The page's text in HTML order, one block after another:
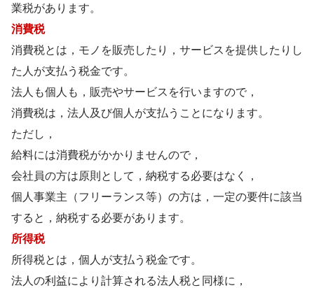
業税があります。
消費税
消費税とは，モノを販売したり，サービスを提供したりし
た人が支払う税金です。
法人も個人も，販売やサービスを行いますので，
消費税は，法人及び個人が支払うことになります。
ただし，
給料には消費税がかかりませんので，
会社員の方は原則として，納税する必要はなく，
個人事業主（フリーランス等）の方は，一定の要件に該当
すると，納税する必要があります。
所得税
所得税とは，個人が支払う税金です。
法人の利益により計算される法人税と同様に，